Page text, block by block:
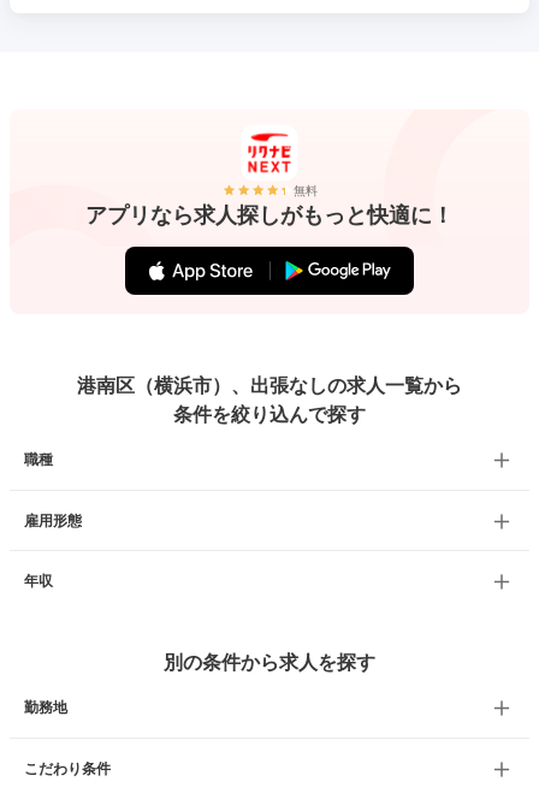
無料
アプリなら求人探しがもっと快適に！
港南区（横浜市）、出張なしの求人一覧から
条件を絞り込んで探す
職種
雇用形態
年収
別の条件から求人を探す
勤務地
こだわり条件